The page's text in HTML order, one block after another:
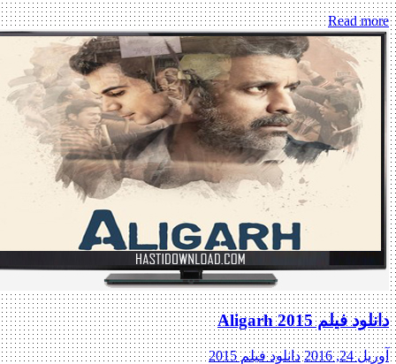
Read more
دانلود فیلم Aligarh 2015
آوریل 24, 2016 دانلود فیلم 2015